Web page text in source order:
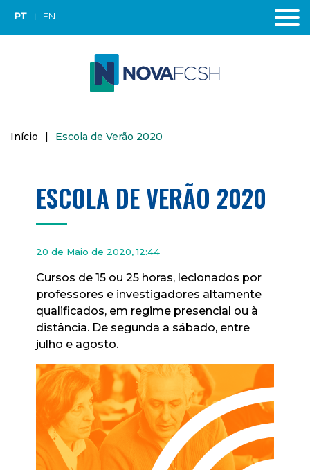
PT EN
Início | Escola de Verão 2020
ESCOLA DE VERÃO 2020
20 de Maio de 2020, 12:44
Cursos de 15 ou 25 horas, lecionados por
professores e investigadores altamente
qualificados, em regime presencial ou à
distância. De segunda a sábado, entre
julho e agosto.